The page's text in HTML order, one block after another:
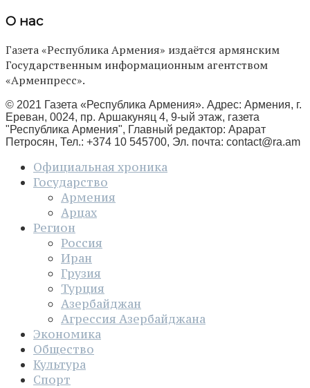
О нас
Газета «Республика Армения» издаётся армянским
Государственным информационным агентством
«Арменпресс».
© 2021 Газета «Республика Армения». Адрес: Армения, г.
Ереван, 0024, пр. Аршакуняц 4, 9-ый этаж, газета
"Республика Армения", Главный редактор: Арарат
Петросян, Тел.: +374 10 545700, Эл. почта: contact@ra.am
Официальная хроника
Государство
Армения
Арцах
Регион
Россия
Иран
Грузия
Турция
Азербайджан
Агрессия Азербайджана
Экономика
Общество
Культура
Спорт